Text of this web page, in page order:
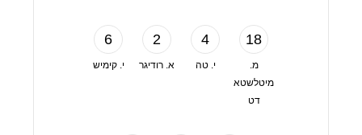
6
י. קימיש
2
א. רודיגר
4
י. טה
18
מ.
מיטלשטא
דט